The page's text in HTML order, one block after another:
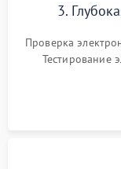
3.
Проверка
Тестирование
температуры
жерновов